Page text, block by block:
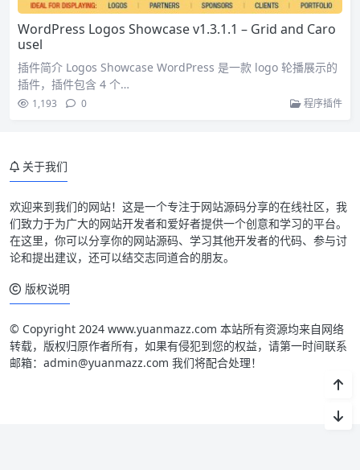
WordPress Logos Showcase v1.3.1.1 – Grid and Caro
usel
插件简介 Logos Showcase WordPress 是一款 logo 轮播展示的
插件，插件包含 4 个…
1,193 0 程序插件
关于我们
欢迎来到我们的网站！这是一个专注于网站源码分享的在线社区，我
们致力于为广大的网站开发者和爱好者提供一个创意和学习的平台。
在这里，你可以分享你的网站源码、学习其他开发者的代码、参与讨
论和提出建议，还可以结交志同道合的朋友。
版权说明
© Copyright 2024 www.yuanmazz.com 本站所有资源均来自网络
转载，版权归原作者所有，如果有侵犯到您的权益，请第一时间联系
邮箱：admin@yuanmazz.com 我们将配合处理！